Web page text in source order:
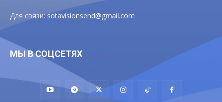
Для связи:sotavisionsend@gmail.com
МЫ В СОЦСЕТЯХ